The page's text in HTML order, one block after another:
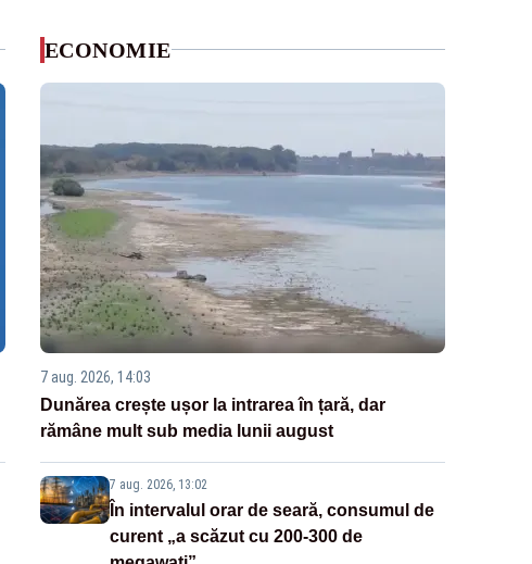
ECONOMIE
7 aug. 2026, 14:03
Dunărea crește ușor la intrarea în țară, dar
rămâne mult sub media lunii august
7 aug. 2026, 13:02
În intervalul orar de seară, consumul de
curent „a scăzut cu 200-300 de